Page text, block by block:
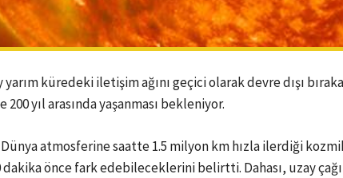
küredeki iletişim ağını geçici olarak devre dışı
yıl arasında yaşanması bekleniyor.
atmosferine saatte 1.5 milyon km hızla ilerdiği
dakika önce fark edebileceklerini belirtti. Dahası, uzay